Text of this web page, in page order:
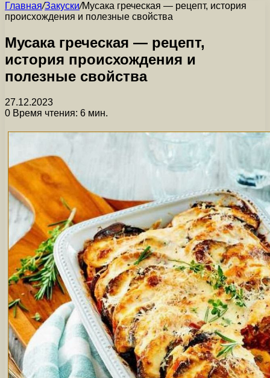
Главная/Закуски/Мусака греческая — рецепт, история
происхождения и полезные свойства
Мусака греческая — рецепт,
история происхождения и
полезные свойства
27.12.2023
0 Время чтения: 6 мин.